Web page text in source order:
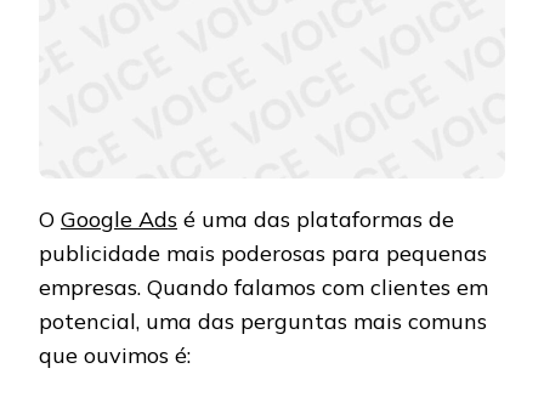
O Google Ads é uma das plataformas de
publicidade mais poderosas para pequenas
empresas. Quando falamos com clientes em
potencial, uma das perguntas mais comuns
que ouvimos é: